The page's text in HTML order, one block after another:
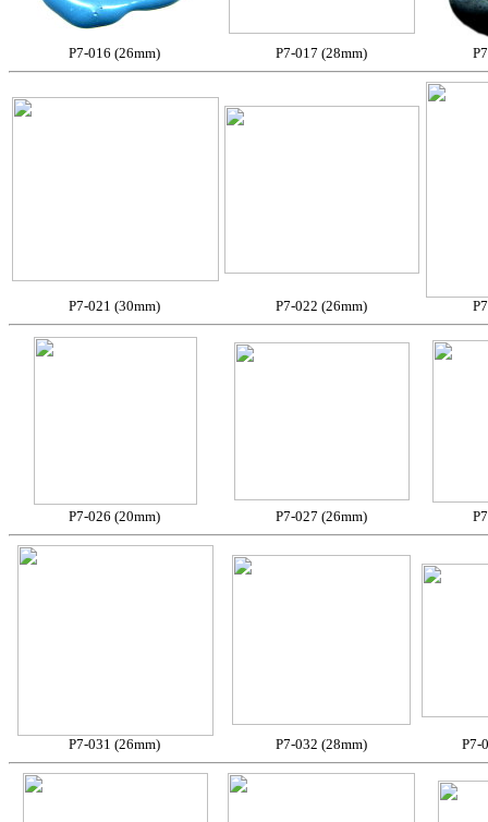
P7-016 (26mm) P7-017 (28mm)
P7-021 (30mm) P7-022 (26mm)
P7-026 (20mm) P7-027 (26mm)
P7-031 (26mm) P7-032 (28mm) P7-